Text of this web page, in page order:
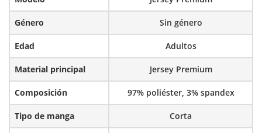
Género Sin género
Edad Adultos
Material principal Jersey Premium
Composición 97% poliéster, 3% spandex
Tipo de manga Corta